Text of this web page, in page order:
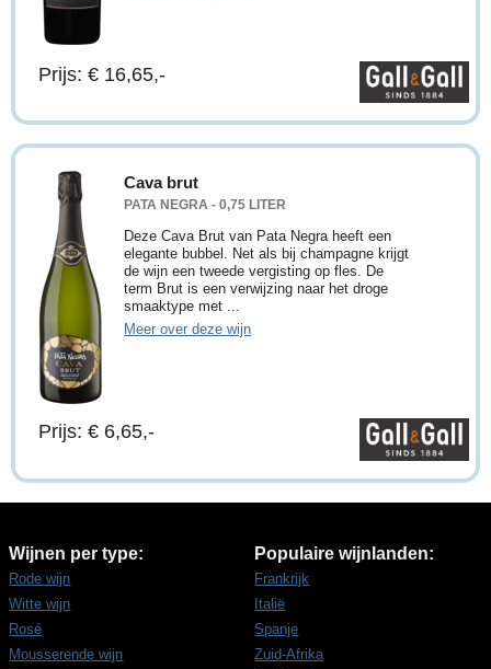
Prijs: € 16,65,-
Cava brut
PATA NEGRA - 0,75 LITER
Deze Cava Brut van Pata Negra heeft een
elegante bubbel. Net als bij champagne krijgt
de wijn een tweede vergisting op fles. De
term Brut is een verwijzing naar het droge
smaaktype met ...
Meer over deze wijn
Prijs: € 6,65,-
Wijnen per type:
Rode wijn
Witte wijn
Rosé
Mousserende wijn
Populaire wijnlanden:
Frankrijk
Italië
Spanje
Zuid-Afrika